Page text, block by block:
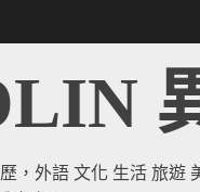
，外語 文化 生活 旅遊